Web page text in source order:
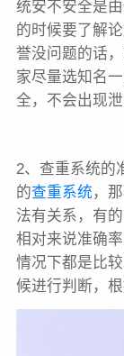
统安不安全是
的时候要了解
誉没问题的话
家尽量选知名
全，不会出现
2、查重系统的
的查重系统 ，
法有关系，有
相对来说准确
情况下都是比
候进行判断，